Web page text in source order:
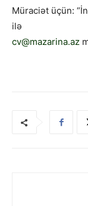
Müraciət üçün:
ilə
cv@mazarina.az